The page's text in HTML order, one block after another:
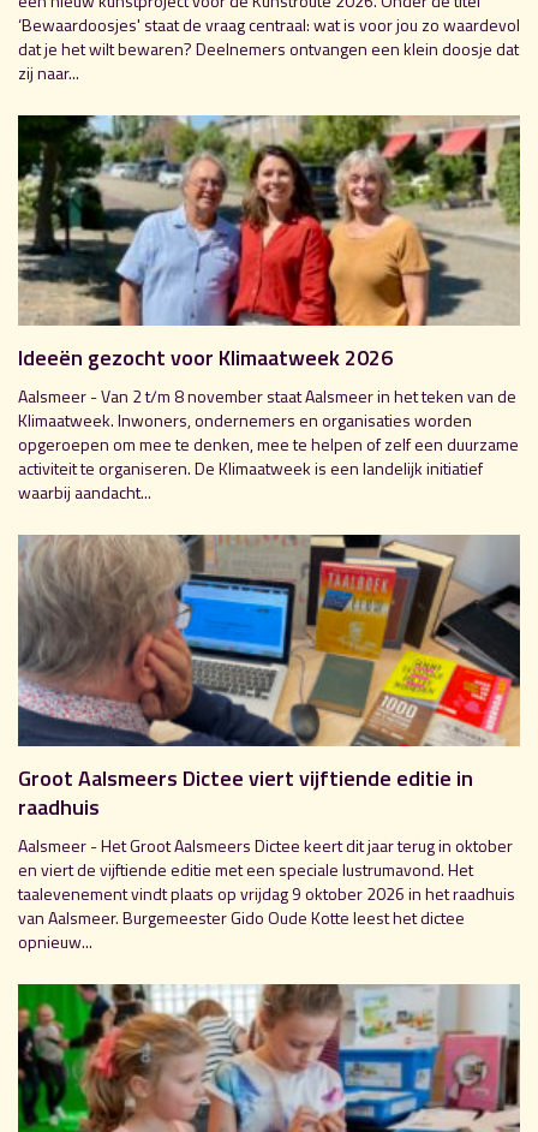
‘Bewaardoosjes' staat de vraag centraal: wat is voor jou zo waardevol
dat je het wilt bewaren? Deelnemers ontvangen een klein doosje dat
zij naar...
Ideeën gezocht voor Klimaatweek 2026
Aalsmeer - Van 2 t/m 8 november staat Aalsmeer in het teken van de
Klimaatweek. Inwoners, ondernemers en organisaties worden
opgeroepen om mee te denken, mee te helpen of zelf een duurzame
activiteit te organiseren. De Klimaatweek is een landelijk initiatief
waarbij aandacht...
Groot Aalsmeers Dictee viert vijftiende editie in
raadhuis
Aalsmeer - Het Groot Aalsmeers Dictee keert dit jaar terug in oktober
en viert de vijftiende editie met een speciale lustrumavond. Het
taalevenement vindt plaats op vrijdag 9 oktober 2026 in het raadhuis
van Aalsmeer. Burgemeester Gido Oude Kotte leest het dictee
opnieuw...